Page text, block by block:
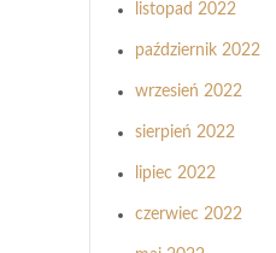
listopad 2022
październik 2022
wrzesień 2022
sierpień 2022
lipiec 2022
czerwiec 2022